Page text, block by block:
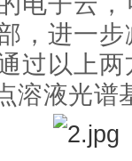
，进一
过以上
溶液光谱